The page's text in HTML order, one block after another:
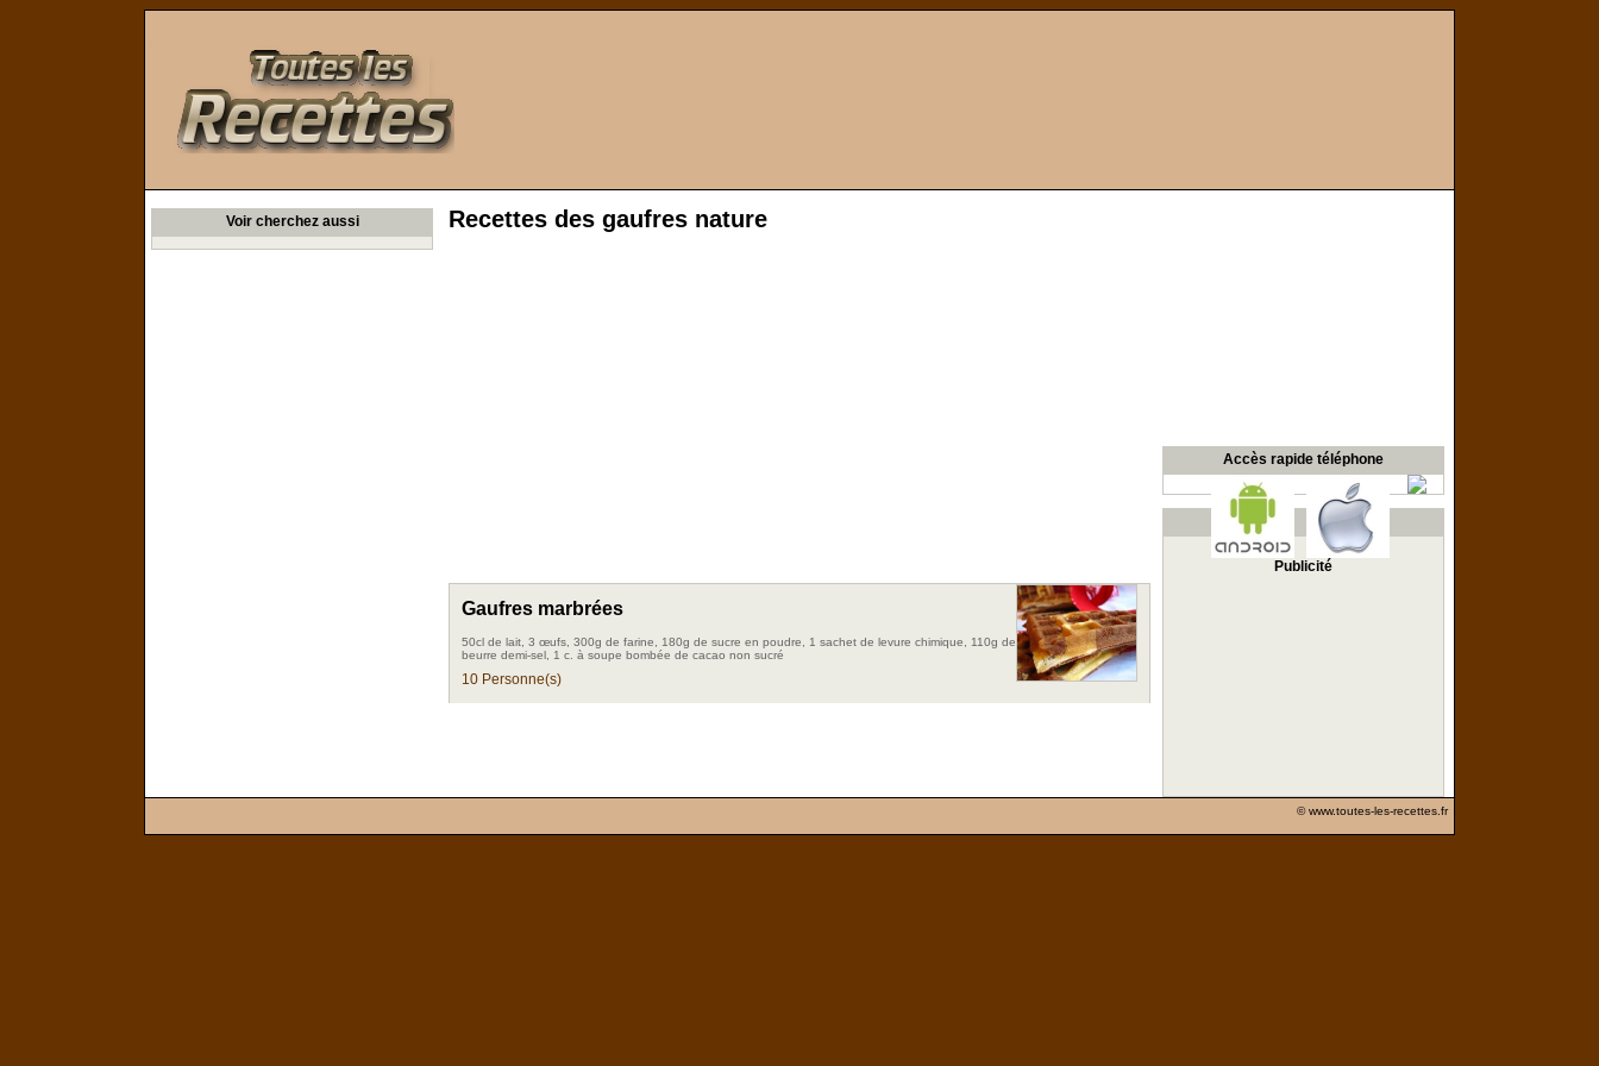
Voir cherchez aussi Recettes des gaufres nature
Gaufres marbrées
50cl de lait, 3 œufs, 300g de farine, 180g de sucre en poudre, 1 sachet de levure chimique, 110g de
beurre demi-sel, 1 c. à soupe bombée de cacao non sucré
10 Personne(s)
Accès rapide téléphone
Publicité
© www.toutes-les-recettes.fr